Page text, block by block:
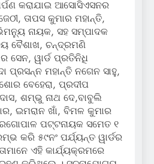
କରାଯାଇ ଆସୋସିଏସନର
ତାପସ କୁମାର ମହାନ୍ତି,
ନାୟକ, ସହ ସମ୍ପାଦକ
ବୈଶାଖ, ଚନ୍ଦ୍ରମଣି
ସେନ, ୱାର୍ଡ ପ୍ରତିନିଧି
ପ୍ରସନ୍ନ ମହାନ୍ତି ନଗେନ ସାହୁ,
ବେହେରା, ପ୍ରଦୀପ
ଶମ୍ଭୁ ନାଥ ଦେ,ବାବୁଲି
ଇମରାନ ଖାଁ, ବିମଳ କୁମାର
ପଟ୍ଟନାୟକ ସମେତ ୧
କରି ୫୯ନଂ ପର୍ଯ୍ୟନ୍ତ ୱାର୍ଡର
ଏହି କାର୍ଯ୍ୟକ୍ରମରେ